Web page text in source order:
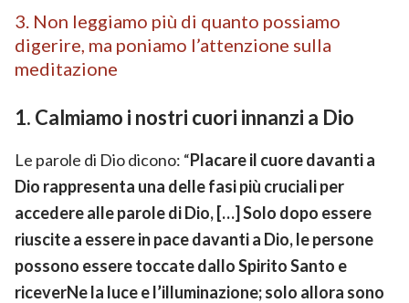
3. Non leggiamo più di quanto possiamo
digerire, ma poniamo l’attenzione sulla
meditazione
1. Calmiamo i nostri cuori innanzi a Dio
Le parole di Dio dicono: “Placare il cuore davanti a
Dio rappresenta una delle fasi più cruciali per
accedere alle parole di Dio, […] Solo dopo essere
riuscite a essere in pace davanti a Dio, le persone
possono essere toccate dallo Spirito Santo e
riceverNe la luce e l’illuminazione; solo allora sono